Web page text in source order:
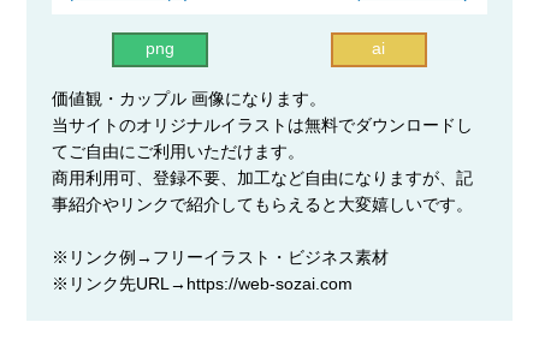
png ai
価値観・カップル 画像になります。
当サイトのオリジナルイラストは無料でダウンロードし
てご自由にご利用いただけます。
商用利用可、登録不要、加工など自由になりますが、記
事紹介やリンクで紹介してもらえると大変嬉しいです。
※リンク例→フリーイラスト・ビジネス素材
※リンク先URL→https://web-sozai.com